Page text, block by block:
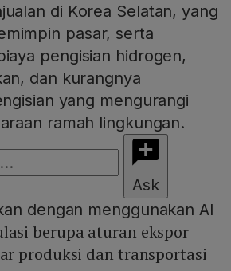
di Korea Selatan, yang
pasar, serta
pengisian hidrogen,
dan kurangnya
yang mengurangi
ramah lingkungan.
Ask
dengan menggunakan AI
berupa aturan ekspor
produksi dan transportasi